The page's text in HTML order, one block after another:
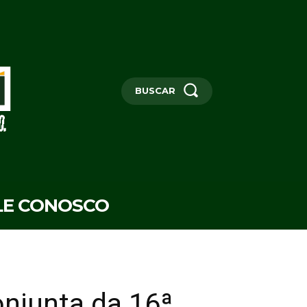
BUSCAR
CONOSCO